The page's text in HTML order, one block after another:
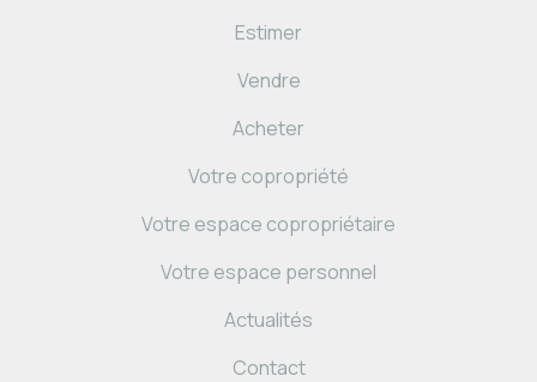
Estimer
Vendre
Acheter
Votre copropriété
Votre espace copropriétaire
Votre espace personnel
Actualités
Contact